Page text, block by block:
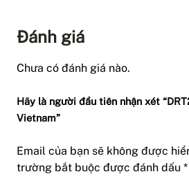
Đánh giá
Chưa có đánh giá nào.
Hãy là người đầu tiên nhận xét
Vietnam”
Email của bạn sẽ không được
trường bắt buộc được đánh dấu *